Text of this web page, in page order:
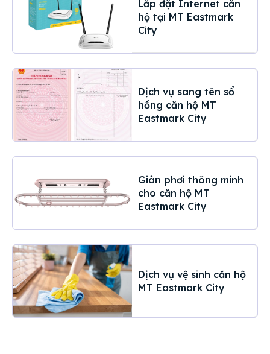
Lắp đặt Internet căn
hộ tại MT Eastmark
City
Dịch vụ sang tên sổ
hồng căn hộ MT
Eastmark City
Giàn phơi thông minh
cho căn hộ MT
Eastmark City
Dịch vụ vệ sinh căn hộ
MT Eastmark City